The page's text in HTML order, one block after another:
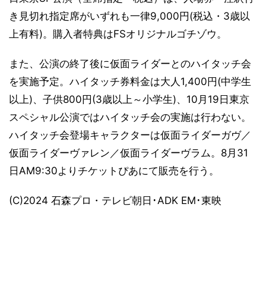
き見切れ指定席がいずれも一律9,000円(税込・3歳以
上有料)。購入者特典はFSオリジナルゴチゾウ。
また、公演の終了後に仮面ライダーとのハイタッチ会
を実施予定。ハイタッチ券料金は大人1,400円(中学生
以上)、子供800円(3歳以上～小学生)、10月19日東京
スペシャル公演ではハイタッチ会の実施は行わない。
ハイタッチ会登場キャラクターは仮面ライダーガヴ／
仮面ライダーヴァレン／仮面ライダーヴラム。8月31
日AM9:30よりチケットぴあにて販売を行う。
(C)2024 石森プロ・テレビ朝日･ADK EM･東映